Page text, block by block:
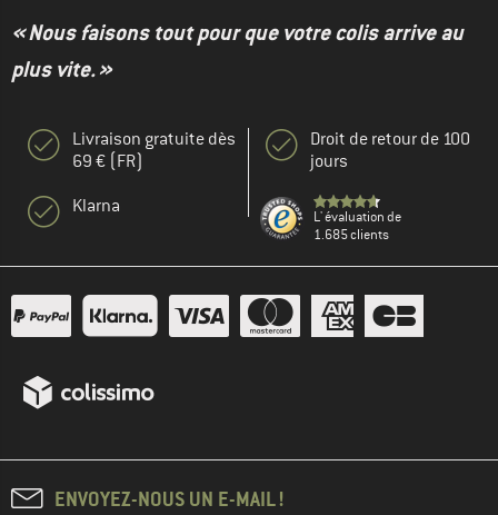
« Nous faisons tout pour que votre colis arrive au
plus vite. »
Livraison gratuite dès
69 € (FR)
Klarna
Droit de retour de 100
jours
L' évaluation de
1.685 clients
ENVOYEZ-NOUS UN E-MAIL !